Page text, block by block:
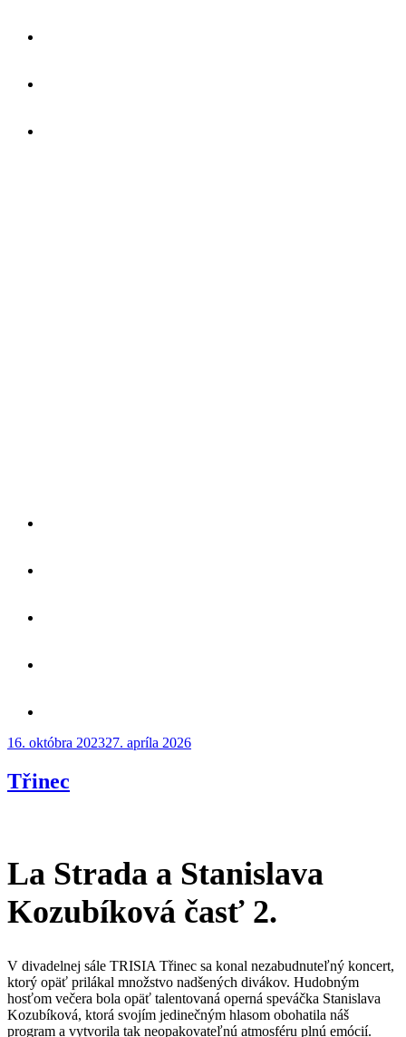
Publikované
16. októbra 202327. apríla 2026
Třinec
La Strada a Stanislava
Kozubíková časť 2.
V divadelnej sále TRISIA Třinec sa konal nezabudnuteľný koncert,
ktorý opäť prilákal množstvo nadšených divákov. Hudobným
hosťom večera bola opäť talentovaná operná speváčka Stanislava
Kozubíková, ktorá svojím jedinečným hlasom obohatila náš
program a vytvorila tak neopakovateľnú atmosféru plnú emócií.